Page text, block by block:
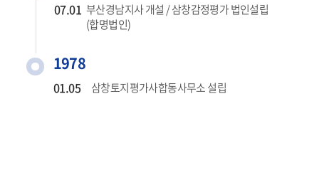
07.01 부산경남지사 개설 / 삼창감정평가 법인설립
(합명법인)
1978
01.05 삼창토지평가사합동사무소 설립